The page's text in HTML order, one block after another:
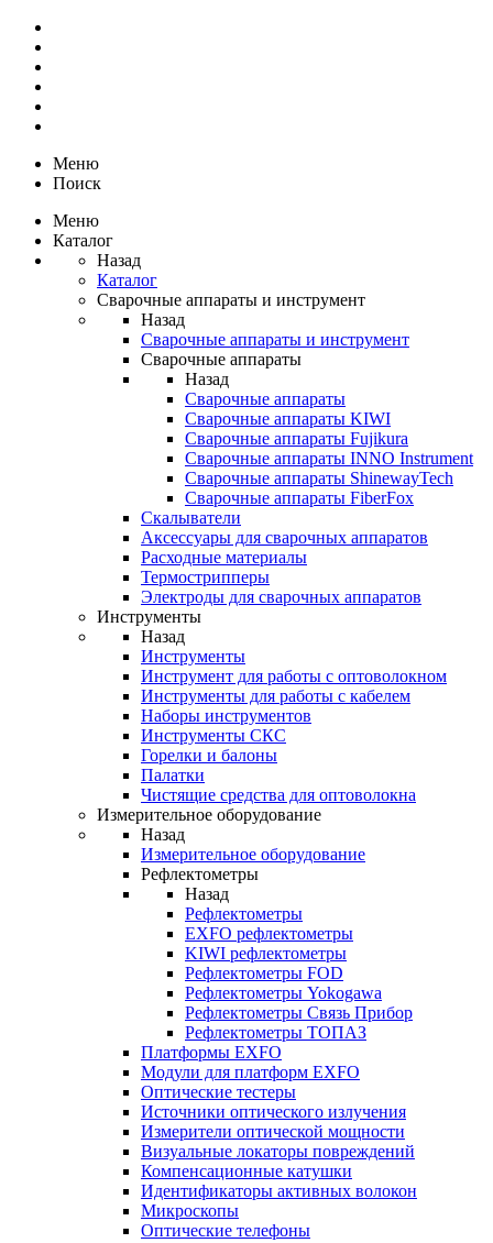
Меню
Поиск
Меню
Каталог
Назад
Каталог
Сварочные аппараты и инструмент
Назад
Сварочные аппараты и инструмент
Сварочные аппараты
Назад
Сварочные аппараты
Сварочные аппараты KIWI
Сварочные аппараты Fujikura
Сварочные аппараты INNO Instrument
Сварочные аппараты ShinewayTech
Cварочные аппараты FiberFox
Скалыватели
Аксессуары для сварочных аппаратов
Расходные материалы
Термострипперы
Электроды для сварочных аппаратов
Инструменты
Назад
Инструменты
Инструмент для работы с оптоволокном
Инструменты для работы с кабелем
Наборы инструментов
Инструменты СКС
Горелки и балоны
Палатки
Чистящие средства для оптоволокна
Измерительное оборудование
Назад
Измерительное оборудование
Рефлектометры
Назад
Рефлектометры
EXFO рефлектометры
KIWI рефлектометры
Рефлектометры FOD
Рефлектометры Yokogawa
Рефлектометры Связь Прибор
Рефлектометры ТОПАЗ
Платформы EXFO
Модули для платформ EXFO
Оптические тестеры
Источники оптического излучения
Измерители оптической мощности
Визуальные локаторы повреждений
Компенсационные катушки
Идентификаторы активных волокон
Микроскопы
Оптические телефоны